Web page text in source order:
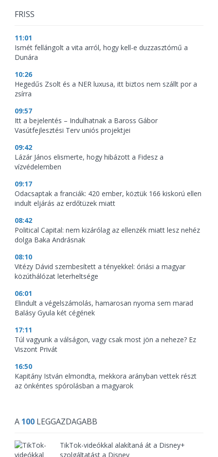
FRISS
11:01
Ismét fellángolt a vita arról, hogy kell-e duzzasztómű a
Dunára
10:26
Hegedűs Zsolt és a NER luxusa, itt biztos nem szállt por a
zsírra
09:57
Itt a bejelentés – Indulhatnak a Baross Gábor
Vasútfejlesztési Terv uniós projektjei
09:42
Lázár János elismerte, hogy hibázott a Fidesz a
vízvédelemben
09:17
Odacsaptak a franciák: 420 ember, köztük 166 kiskorú ellen
indult eljárás az erdőtüzek miatt
08:42
Political Capital: nem kizárólag az ellenzék miatt lesz nehéz
dolga Baka Andrásnak
08:10
Vitézy Dávid szembesített a tényekkel: óriási a magyar
közúthálózat leterheltsége
06:01
Elindult a végelszámolás, hamarosan nyoma sem marad
Balásy Gyula két cégének
17:11
Túl vagyunk a válságon, vagy csak most jön a neheze? Ez
Viszont Privát
16:50
Kapitány István elmondta, mekkora arányban vettek részt
az önkéntes spórolásban a magyarok
A 100 LEGGAZDAGABB
TikTok-videókkal alakítaná át a Disney+
szolgáltatást a Disney